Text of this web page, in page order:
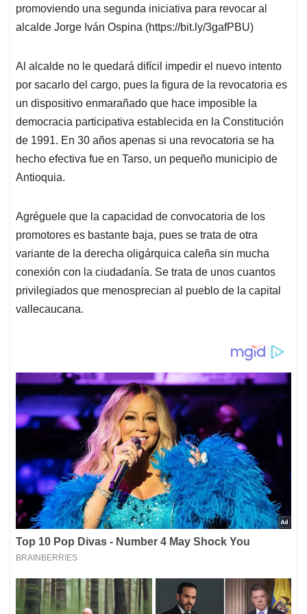
p
p
o
k
I
n
s
promoviendo una segunda iniciativa para revocar al
alcalde Jorge Iván Ospina (https://bit.ly/3gafPBU)
Al alcalde no le quedará difícil impedir el nuevo intento
por sacarlo del cargo, pues la figura de la revocatoria es
un dispositivo enmarañado que hace imposible la
democracia participativa establecida en la Constitución
de 1991. En 30 años apenas si una revocatoria se ha
hecho efectiva fue en Tarso, un pequeño municipio de
Antioquia.
Agréguele que la capacidad de convocatoria de los
promotores es bastante baja, pues se trata de otra
variante de la derecha oligárquica caleña sin mucha
conexión con la ciudadanía. Se trata de unos cuantos
privilegiados que menosprecian al pueblo de la capital
vallecaucana.